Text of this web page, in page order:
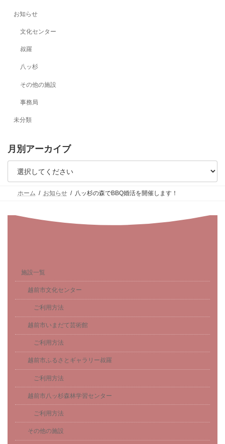
お知らせ
文化センター
叔羅
八ッ杉
その他の施設
事務局
未分類
月別アーカイブ
ホーム お知らせ 八ッ杉の森でBBQ婚活を開催します！
施設一覧
越前市文化センター
ご利用方法
越前市いまだて芸術館
ご利用方法
越前市ふるさとギャラリー叔羅
ご利用方法
越前市八ッ杉森林学習センター
ご利用方法
その他の施設